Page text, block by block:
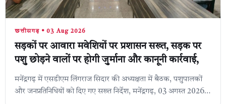
छत्तीसगढ़ • 03 Aug 2026
सड़कों पर आवारा मवेशियों पर प्रशासन सख्त, सड़क पर
पशु छोड़ने वालों पर होगी जुर्माना और कानूनी कार्रवाई,
मनेंद्रगढ़ में एसडीएम लिंगराज सिदार की अध्यक्षता में बैठक, पशुपालकों
और जनप्रतिनिधियों को दिए गए सख्त निर्देश, मनेंद्रगढ़, 03 अगस्त 2026।